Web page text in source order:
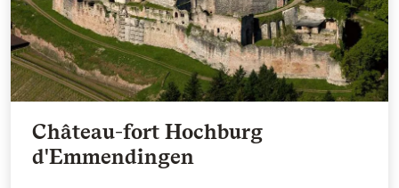
Château-fort Hochburg
d'Emmendingen